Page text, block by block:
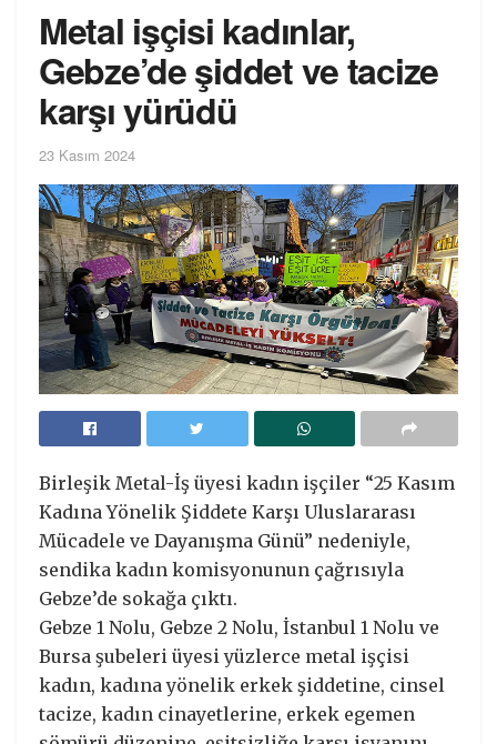
Metal işçisi kadınlar,
Gebze’de şiddet ve tacize
karşı yürüdü
23 Kasım 2024
Birleşik Metal-İş üyesi kadın işçiler “25 Kasım
Kadına Yönelik Şiddete Karşı Uluslararası
Mücadele ve Dayanışma Günü” nedeniyle,
sendika kadın komisyonunun çağrısıyla
Gebze’de sokağa çıktı.
Gebze 1 Nolu, Gebze 2 Nolu, İstanbul 1 Nolu ve
Bursa şubeleri üyesi yüzlerce metal işçisi
kadın, kadına yönelik erkek şiddetine, cinsel
tacize, kadın cinayetlerine, erkek egemen